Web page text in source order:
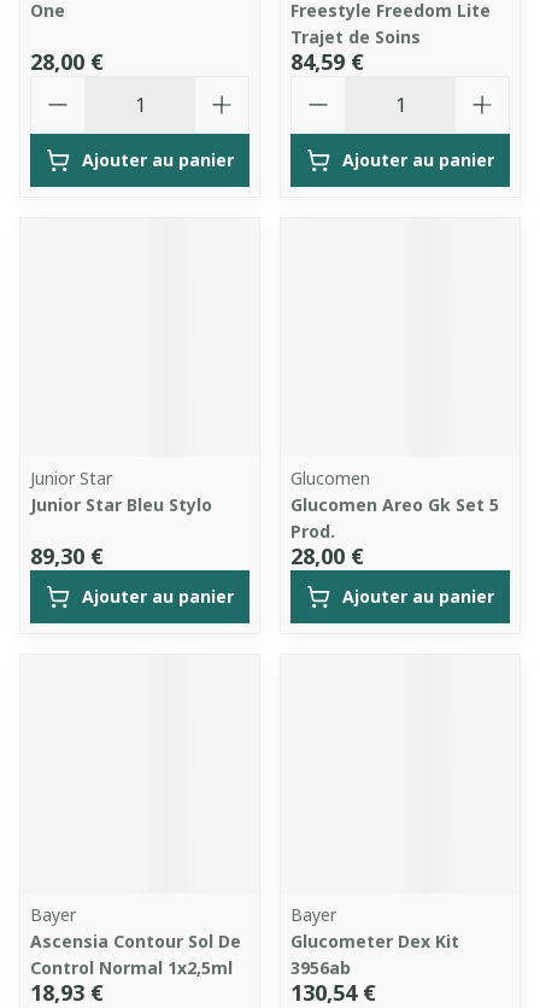
One
28,00 €
Ajouter au panier
Freestyle Freedom Lite
Trajet de Soins
84,59 €
Ajouter au panier
Junior Star
Junior Star Bleu Stylo
89,30 €
Ajouter au panier
Glucomen
Glucomen Areo Gk Set 5
Prod.
28,00 €
Ajouter au panier
Bayer
Ascensia Contour Sol De
Control Normal 1x2,5ml
18,93 €
Bayer
Glucometer Dex Kit
3956ab
130,54 €